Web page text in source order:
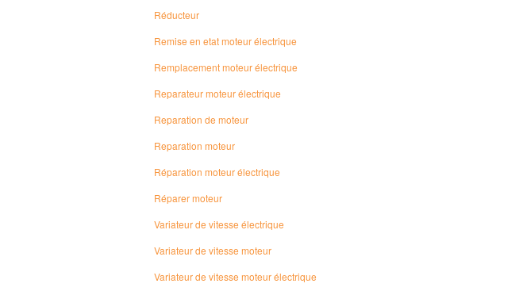
Réducteur
Remise en etat moteur électrique
Remplacement moteur électrique
Reparateur moteur électrique
Reparation de moteur
Reparation moteur
Réparation moteur électrique
Réparer moteur
Variateur de vitesse électrique
Variateur de vitesse moteur
Variateur de vitesse moteur électrique